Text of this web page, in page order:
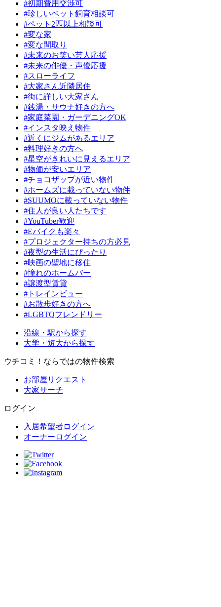
#初期費用交渉可
#珍しいペット飼育相談可
#ペット2匹以上相談可
#変な家
#変な間取り
#未来のお笑い芸人応援
#未来の俳優・声優応援
#スローライフ
#大家さん近隣居住
#街に詳しい大家さん
#銭湯・サウナ好きの方へ
#家庭菜園・ガーデニングOK
#インスタ映え物件
#近くにジムがあるエリア
#料理好きの方へ
#星空がきれいに見えるエリア
#物価が安いエリア
#チョコザップが近い物件
#ホームズに載っていない物件
#SUUMOに載っていない物件
#住人が良い人たちです
#YouTuber歓迎
#Eバイクも楽々
#プロジェクター持ちの方必見
#夜型の生活にぴったり
#映画の聖地に移住
#憧れのホームバー
#譲渡型賃貸
#トレインビュー
#お散歩好きの方へ
#LGBTQフレンドリー
沿線・駅から探す
大学・短大から探す
ウチコミ！ならではの物件検索
お部屋リクエスト
大家サーチ
ログイン
入居希望者ログイン
オーナーログイン